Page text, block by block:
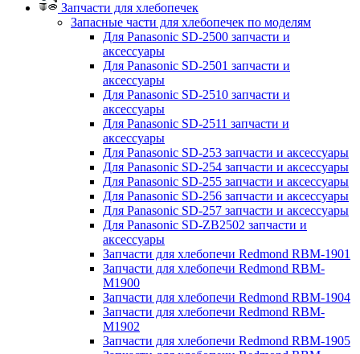
Запчасти для хлебопечек
Запасные части для хлебопечек по моделям
Для Panasonic SD-2500 запчасти и
аксессуары
Для Panasonic SD-2501 запчасти и
аксессуары
Для Panasonic SD-2510 запчасти и
аксессуары
Для Panasonic SD-2511 запчасти и
аксессуары
Для Panasonic SD-253 запчасти и аксессуары
Для Panasonic SD-254 запчасти и аксессуары
Для Panasonic SD-255 запчасти и аксессуары
Для Panasonic SD-256 запчасти и аксессуары
Для Panasonic SD-257 запчасти и аксессуары
Для Panasonic SD-ZB2502 запчасти и
аксессуары
Запчасти для хлебопечи Redmond RBM-1901
Запчасти для хлебопечи Redmond RBM-
M1900
Запчасти для хлебопечи Redmond RBM-1904
Запчасти для хлебопечи Redmond RBM-
M1902
Запчасти для хлебопечи Redmond RBM-1905